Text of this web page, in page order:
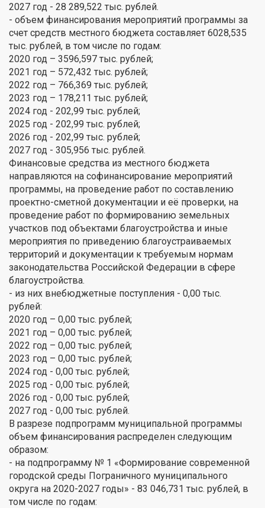
2027 год - 28 289,522 тыс. рублей.
- объем финансирования мероприятий программы за
счет средств местного бюджета составляет 6028,535
тыс. рублей, в том числе по годам:
2020 год – 3596,597 тыс. рублей;
2021 год – 572,432 тыс. рублей;
2022 год – 766,369 тыс. рублей;
2023 год – 178,211 тыс. рублей;
2024 год - 202,99 тыс. рублей;
2025 год - 202,99 тыс. рублей;
2026 год - 202,99 тыс. рублей;
2027 год - 305,956 тыс. рублей.
Финансовые средства из местного бюджета
направляются на софинансирование мероприятий
программы, на проведение работ по составлению
проектно-сметной документации и её проверки, на
проведение работ по формированию земельных
участков под объектами благоустройства и иные
мероприятия по приведению благоустраиваемых
территорий и документации к требуемым нормам
законодательства Российской Федерации в сфере
благоустройства.
- из них внебюджетные поступления - 0,00 тыс.
рублей:
2020 год – 0,00 тыс. рублей;
2021 год – 0,00 тыс. рублей;
2022 год – 0,00 тыс. рублей;
2023 год – 0,00 тыс. рублей;
2024 год - 0,00 тыс. рублей;
2025 год - 0,00 тыс. рублей;
2026 год - 0,00 тыс. рублей;
2027 год - 0,00 тыс. рублей.
В разрезе подпрограмм муниципальной программы
объем финансирования распределен следующим
образом:
- на подпрограмму № 1 «Формирование современной
городской среды Пограничного муниципального
округа на 2020-2027 годы» - 83 046,731 тыс. рублей, в
том числе по годам: